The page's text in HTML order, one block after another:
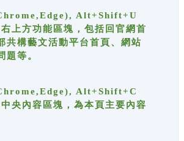
Alt+Shift+U
上方功能區塊，包括回官網首
共構藝文活動平台首頁、網站
題等。
Alt+Shift+C
央內容區塊，為本頁主要內容